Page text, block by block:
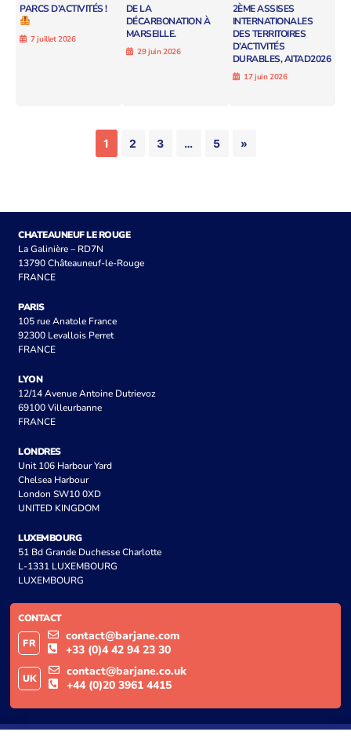
PARCS D’ACTIVITÉS !
7 juillet 2026
DE LA
DÉCARBONATION À
MARSEILLE.
29 juin 2026
2ÈME ASSISES
INTERNATIONALES
DES TERRITOIRES
D’ACTIVITÉS
DURABLES, AITAD2026
17 juin 2026
1 2 3 … 5 »
CHATEAUNEUF LE ROUGE
La Galinière – RD7N
13790 Châteauneuf-le-Rouge
FRANCE
PARIS
105 rue Anatole France
92300 Levallois Perret
FRANCE
LYON
12/14 Avenue Antoine Dutrievoz
69100 Villeurbanne
FRANCE
LONDRES
Unit 106 Harbour Yard
Chelsea Harbour
London SW10 0XD
UNITED KINGDOM
LUXEMBOURG
51 Bd Grande Duchesse Charlotte
L-1331 LUXEMBOURG
LUXEMBOURG
CONTACT
FR
contact@barjane.com
+33 (0)4 42 94 23 30
UK
contact@barjane.co.uk
+44 (0)20 3961 4415